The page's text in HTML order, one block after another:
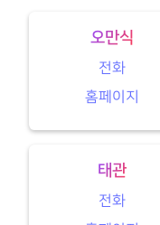
오만식
전화
홈페이지
태관
전화